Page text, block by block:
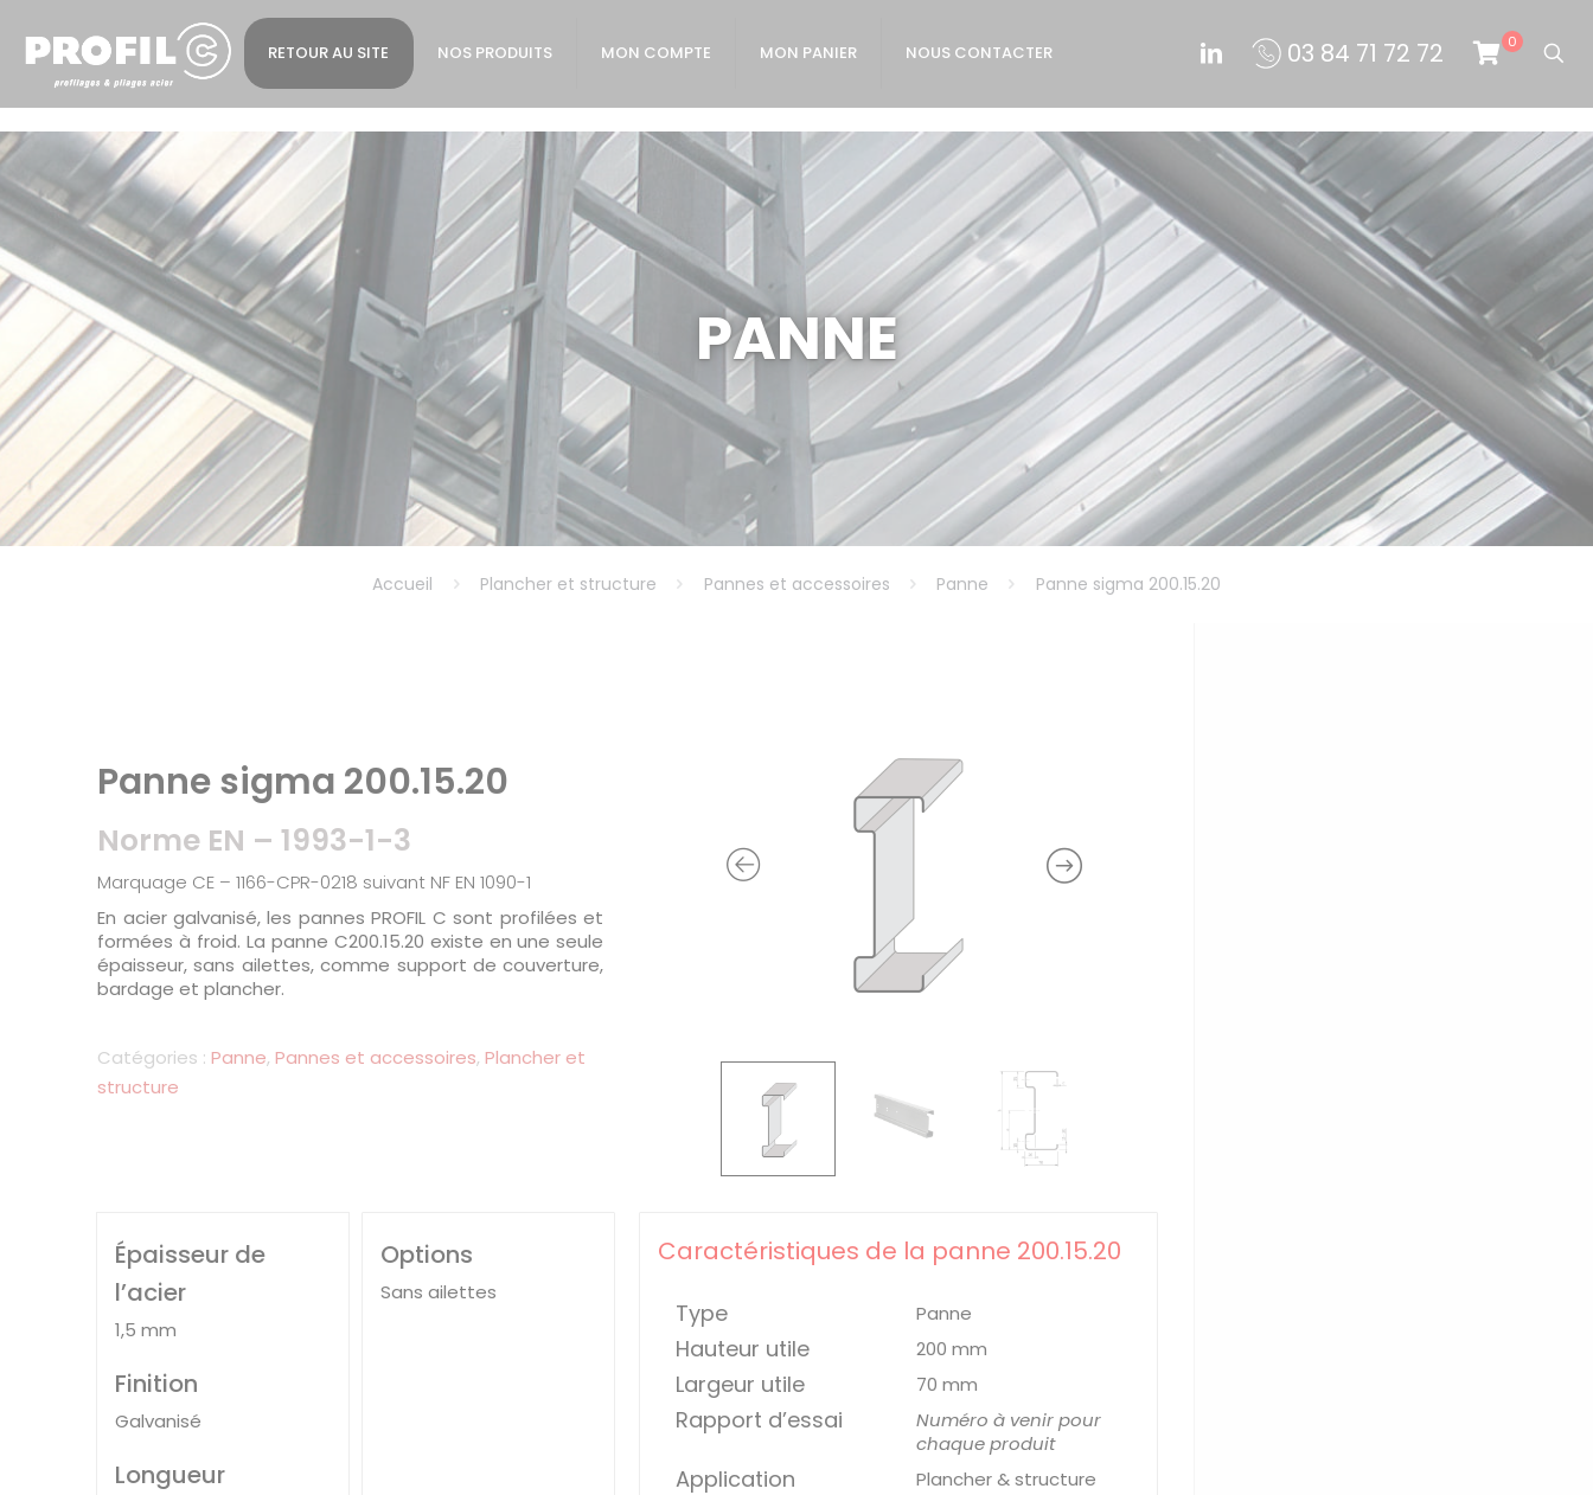
RETOUR AU SITE NOS PRODUITS MON COMPTE MON PANIER NOUS CONTACTER 03 84 71 72 72 0
PANNE
Accueil Plancher et structure Pannes et accessoires Panne Panne sigma 200.15.20
Panne sigma 200.15.20
Norme EN – 1993-1-3
Marquage CE – 1166-CPR-0218 suivant NF EN 1090-1
En acier galvanisé, les pannes PROFIL C sont profilées et
formées à froid. La panne C200.15.20 existe en une seule
épaisseur, sans ailettes, comme support de couverture,
bardage et plancher.
Catégories :Panne,Pannes et accessoires,Plancher et
structure
Épaisseur de
l’acier
1,5 mm
Finition
Galvanisé
Longueur
Options
Sans ailettes
Caractéristiques de la panne 200.15.20
Type Panne
Hauteur utile 200 mm
Largeur utile 70 mm
Rapport d’essai
Numéro à venir pour
chaque produit
Application Plancher & structure
Cookies management panel